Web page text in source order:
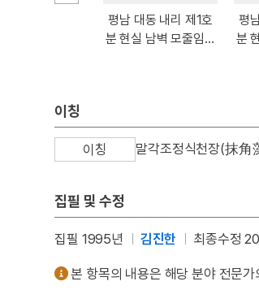
평남 대동 내리 제1호
분 현실 남벽 모줄임천
평
분
이칭
이칭 말각조정식천장(抹
집필 및 수정
집필 1995년 김진한 최종수정
본 항목의 내용은 해당 분야 전문